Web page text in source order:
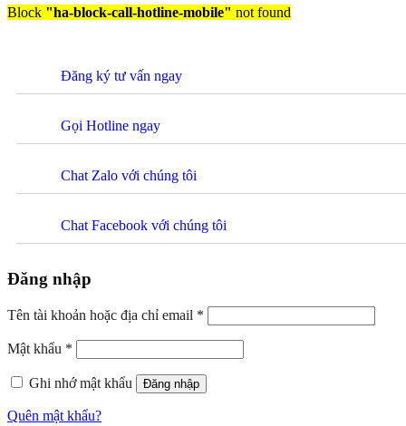
Block "ha-block-call-hotline-mobile" not found
Đăng ký tư vấn ngay
Gọi Hotline ngay
Chat Zalo với chúng tôi
Chat Facebook với chúng tôi
Đăng nhập
Tên tài khoản hoặc địa chỉ email *
Mật khẩu *
Ghi nhớ mật khẩu Đăng nhập
Quên mật khẩu?